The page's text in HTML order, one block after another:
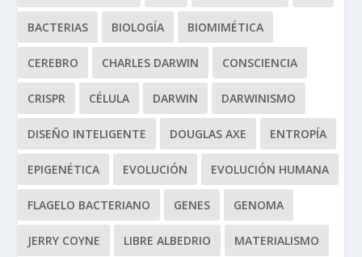
BACTERIAS BIOLOGÍA BIOMIMÉTICA
CEREBRO CHARLES DARWIN CONSCIENCIA
CRISPR CÉLULA DARWIN DARWINISMO
DISEÑO INTELIGENTE DOUGLAS AXE ENTROPÍA
EPIGENÉTICA EVOLUCIÓN EVOLUCIÓN HUMANA
FLAGELO BACTERIANO GENES GENOMA
JERRY COYNE LIBRE ALBEDRIO MATERIALISMO